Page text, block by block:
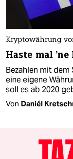
Kryptowährung
Haste mal 'ne
Bezahlen mit
eine eigene
soll es ab 2020
Von Daniél